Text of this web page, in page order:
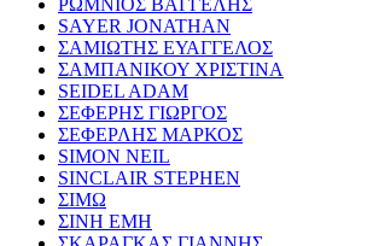
SAYER JONATHAN
ΣΑΜΙΩΤΗΣ ΕΥΑΓΓΕΛΟΣ
ΣΑΜΠΑΝΙΚΟΥ ΧΡΙΣΤΙΝΑ
SEIDEL ADAM
ΣΕΦΕΡΗΣ ΓΙΩΡΓΟΣ
ΣΕΦΕΡΛΗΣ ΜΑΡΚΟΣ
SIMON NEIL
SINCLAIR STEPHEN
ΣΙΜΩ
ΣΙΝΗ ΕΜΗ